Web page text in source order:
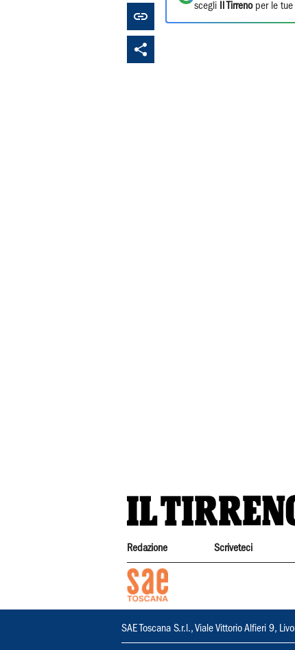
scegli
Il Tirrenoper le tue
Redazione Scriveteci
SAE Toscana S.r.l., Viale Vittorio Alfieri 9,